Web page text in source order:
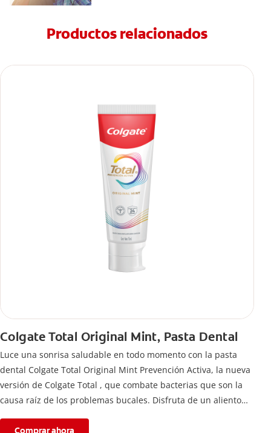
Productos relacionados
Colgate Total Original Mint, Pasta Dental
Luce una sonrisa saludable en todo momento con la pasta
dental Colgate Total Original Mint Prevención Activa, la nueva
versión de Colgate Total , que combate bacterias que son la
causa raíz de los problemas bucales. Disfruta de un aliento
fórmula con desempeño superior**** de la pasta de dientes
Comprar ahora